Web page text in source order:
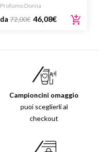
Profumo Donna
da 72,00€ 46,08€
Campioncini omaggio
puoi sceglierli al
checkout